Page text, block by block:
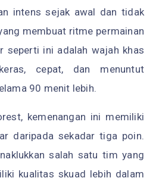
intens sejak awal dan tidak
membuat ritme permainan
seperti ini adalah wajah khas
cepat, dan menuntut
90 menit lebih.
kemenangan ini memiliki
daripada sekadar tiga poin.
salah satu tim yang
kualitas skuad lebih dalam